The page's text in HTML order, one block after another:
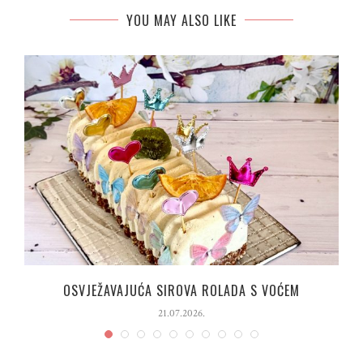
YOU MAY ALSO LIKE
OSVJEŽAVAJUĆA SIROVA ROLADA S VOĆEM
21.07.2026.